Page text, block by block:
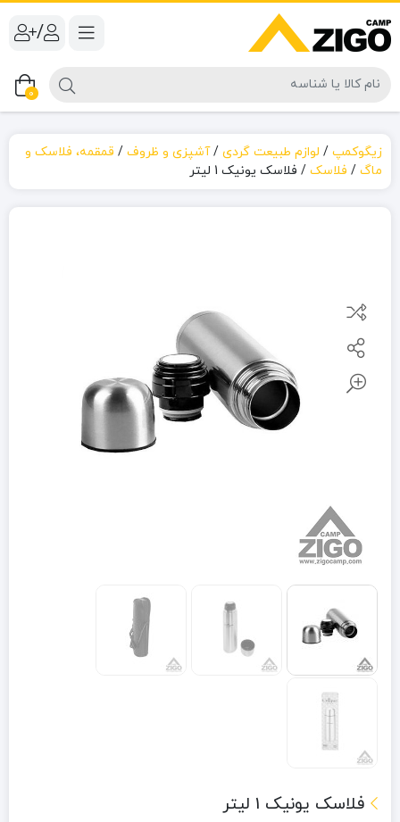
/
0
زیگوکمپ / لوازم طبیعت گردی /آشپزی و ظروف / قمقمه، فلاسک و
ماگ / فلاسک / فلاسک یونیک 1 لیتر
فلاسک یونیک 1 لیتر